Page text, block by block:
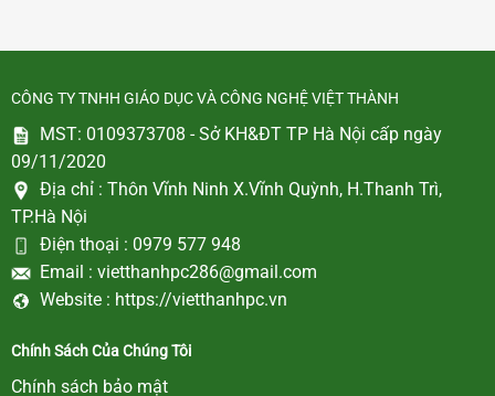
CÔNG TY TNHH GIÁO DỤC VÀ CÔNG NGHỆ VIỆT THÀNH
MST: 0109373708 - Sở KH&ĐT TP Hà Nội cấp ngày
09/11/2020
Địa chỉ : Thôn Vĩnh Ninh X.Vĩnh Quỳnh, H.Thanh Trì,
TP.Hà Nội
Điện thoại : 0979 577 948
Email : vietthanhpc286@gmail.com
Website : https://vietthanhpc.vn
Chính Sách Của Chúng Tôi
Chính sách bảo mật